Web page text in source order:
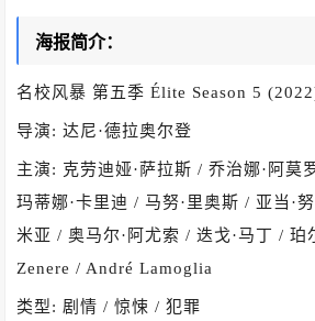
海报简介：
名校风暴 第五季 Élite Season 5
导演: 达尼·德拉奥尔登
主演: 克劳迪娅·萨拉斯 / 乔治娜·阿莫
玛蒂娜·卡里迪 / 马努·里奥斯 / 亚当·
米亚 / 奥马尔·阿尤索 / 迭戈·马丁 / 珀
Zenere / André Lamoglia
类型: 剧情 / 惊悚 / 犯罪